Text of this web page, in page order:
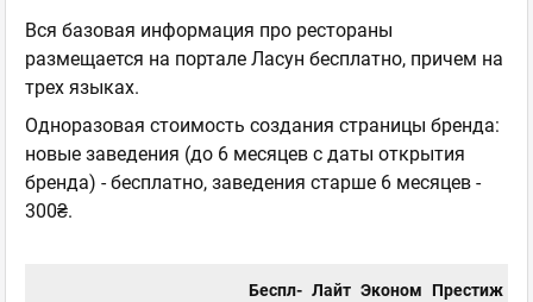
Вся базовая информация про рестораны
размещается на портале Ласун бесплатно, причем на
трех языках.
Одноразовая стоимость создания страницы бренда:
новые заведения (до 6 месяцев с даты открытия
бренда) - бесплатно, заведения старше 6 месяцев -
300₴.
Беспл- Лайт Эконом Престиж